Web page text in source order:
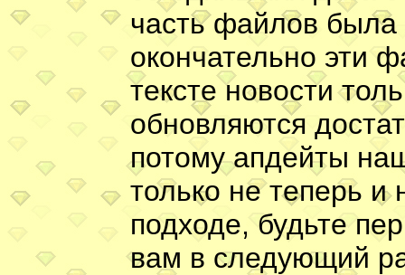
часть файлов
окончательно эти
тексте новости
обновляются
потому апдейты
только не теперь
подходе, будьте
вам в следующий